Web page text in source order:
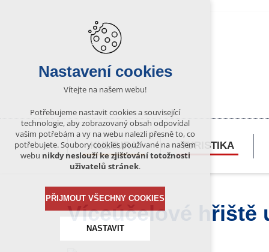
KULTURA TURISTIKA
Víceúčelové hřiště
Nastavení cookies
Vítejte na našem webu!
Potřebujeme nastavit cookies a související
technologie, aby zobrazovaný obsah odpovídal
vašim potřebám a vy na webu nalezli přesně to, co
potřebujete. Soubory cookies používané na našem
webu nikdy neslouží ke zjišťování totožnosti
uživatelů stránek.
PŘIJMOUT VŠECHNY COOKIES
NASTAVIT